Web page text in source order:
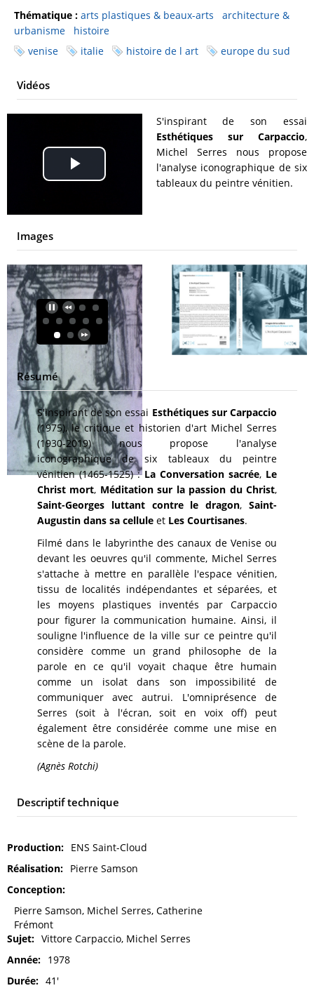
Thématique : arts plastiques & beaux-arts
architecture &
urbanisme
histoire
venise
italie histoire de l art europe du sud
Vidéos
Play
Video
S'inspirant de son essai
Esthétiques sur Carpaccio,
Michel Serres nous propose
l'analyse iconographique de six
tableaux du peintre vénitien.
Images
Résumé
S'inspirant de son essai Esthétiques sur Carpaccio
(1975), le critique et historien d'art Michel Serres
(1930-2019) nous propose l'analyse
iconographique de six tableaux du peintre
vénitien (1465-1525) : La Conversation sacrée, Le
Christ mort, Méditation sur la passion du Christ,
Saint-Georges luttant contre le dragon,Saint-
Augustin dans sa celluleetLes Courtisanes.
Filmé dans le labyrinthe des canaux de Venise ou
devant les oeuvres qu'il commente, Michel Serres
s'attache à mettre en parallèle l'espace vénitien,
tissu de localités indépendantes et séparées, et
les moyens plastiques inventés par Carpaccio
pour figurer la communication humaine. Ainsi, il
souligne l'influence de la ville sur ce peintre qu'il
considère comme un grand philosophe de la
parole en ce qu'il voyait chaque être humain
comme un isolat dans son impossibilité de
communiquer avec autrui. L'omniprésence de
Serres (soit à l'écran, soit en voix off) peut
également être considérée comme une mise en
scène de la parole.
(Agnès Rotchi)
Descriptif technique
Production
ENS Saint-Cloud
Réalisation
Pierre Samson
Conception
Pierre Samson, Michel Serres, Catherine
Frémont
Sujet
Vittore Carpaccio, Michel Serres
Année
1978
Durée
41'